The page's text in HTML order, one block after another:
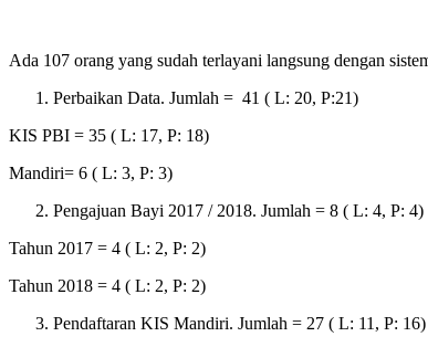
Ada 107 orang yang sudah terlayani langsung dengan
Perbaikan Data. Jumlah = 41 ( L: 20, P:21)
KIS PBI = 35 ( L: 17, P: 18)
Mandiri= 6 ( L: 3, P: 3)
Pengajuan Bayi 2017 / 2018. Jumlah = 8 ( L: 4, P: 4)
Tahun 2017 = 4 ( L: 2, P: 2)
Tahun 2018 = 4 ( L: 2, P: 2)
Pendaftaran KIS Mandiri. Jumlah = 27 ( L: 11, P: 16)